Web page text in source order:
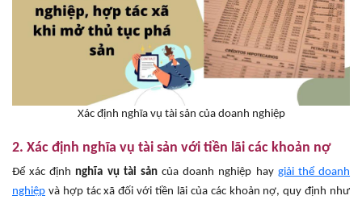
Xác định nghĩa vụ tài sản của doanh nghiệp
2. Xác định nghĩa vụ tài sản với tiền lãi các khoản nợ
Để xác định nghĩa vụ tài sảncủa doanh nghiệp hay giải thể doanh
nghiệp và hợp tác xã đối với tiền lãi của các khoản nợ, quy định như